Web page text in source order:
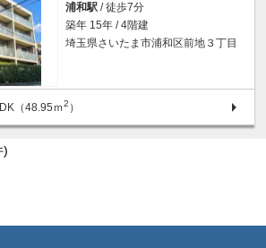
浦和駅 / 徒歩7分
築年 15年 / 4階建
埼玉県さいたま市浦和区前地３丁目
（48.95ｍ2 ）
)